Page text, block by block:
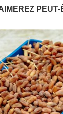
PEUT-